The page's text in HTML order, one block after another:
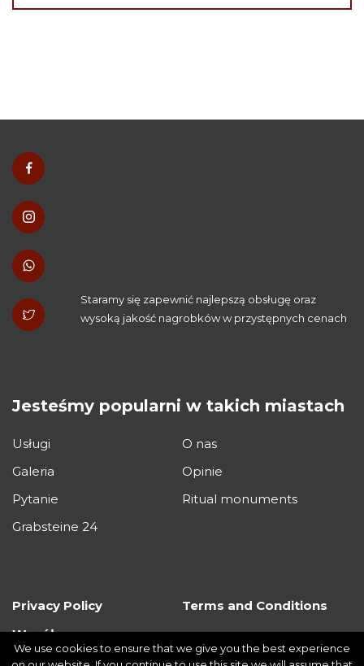
Staramy się zapewnić najlepszą obsługę oraz
wysoką jakość nagrobków w przystępnych cenach
Jesteśmy popularni w takich miastach
Usługi
O nas
Galeria
Opinie
Pytanie
Ritual monuments
Grabsteine 24
Privacy Policy
Terms and Conditions
Współpraca
We use cookies to ensure that we give you the best experience